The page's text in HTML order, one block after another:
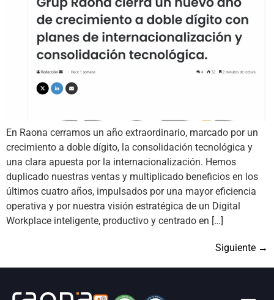
En Raona cerramos un año extraordinario, marcado por un
crecimiento a doble dígito, la consolidación tecnológica y
una clara apuesta por la internacionalización. Hemos
duplicado nuestras ventas y multiplicado beneficios en los
últimos cuatro años, impulsados por una mayor eficiencia
operativa y por nuestra visión estratégica de un Digital
Workplace inteligente, productivo y centrado en […]
Siguiente →